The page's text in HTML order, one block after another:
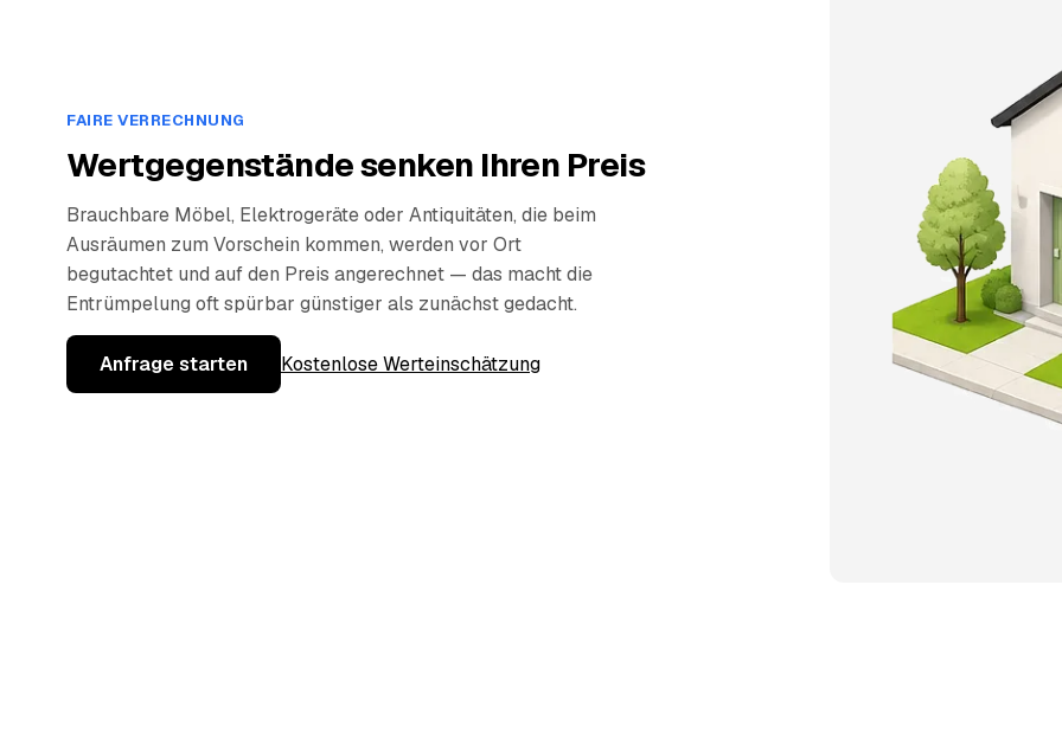
FAIRE VERRECHNUNG
Wertgegenstände senken Ihren Preis
Brauchbare Möbel, Elektrogeräte oder Antiquitäten, die beim
Ausräumen zum Vorschein kommen, werden vor Ort
begutachtet und auf den Preis angerechnet — das macht die
Entrümpelung oft spürbar günstiger als zunächst gedacht.
Anfrage starten Kostenlose Werteinschätzung